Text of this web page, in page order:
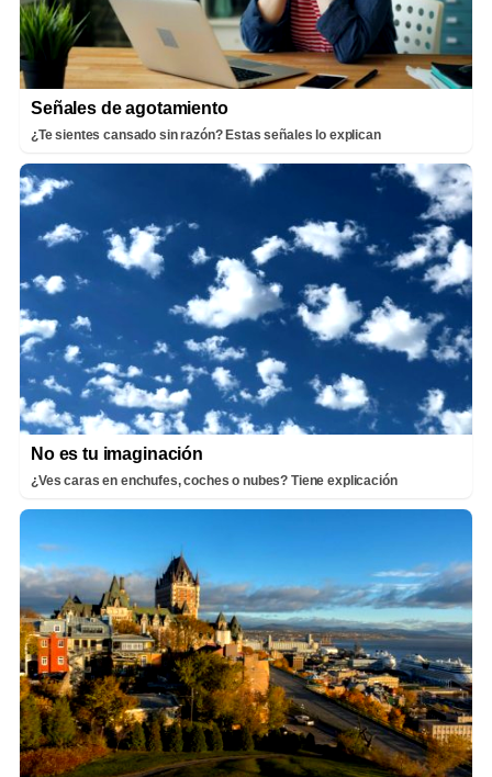
Señales de agotamiento
¿Te sientes cansado sin razón? Estas señales lo explican
No es tu imaginación
¿Ves caras en enchufes, coches o nubes? Tiene explicación